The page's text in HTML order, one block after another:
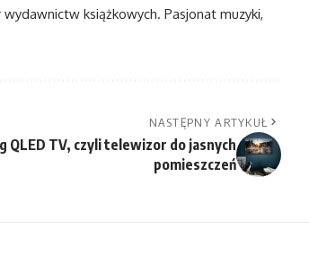
książkowych. Pasjonat muzyki,
NASTĘPNY ARTYKUŁ
QLED TV, czyli telewizor do jasnych
pomieszczeń